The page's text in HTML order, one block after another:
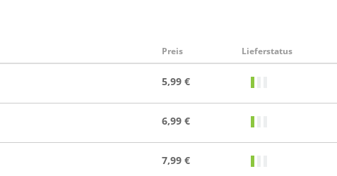
Preis Lieferstatus
5,99 €
6,99 €
7,99 €